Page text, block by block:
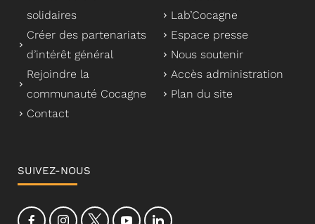
solidaires
Créer des partenariats
d’intérêt général
Rejoindre la
communauté Cocagne
Contact
Lab’Cocagne
Espace presse
Nous soutenir
Accès administration
Plan du site
SUIVEZ-NOUS